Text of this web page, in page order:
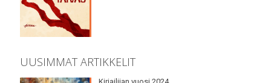
UUSIMMAT ARTIKKELIT